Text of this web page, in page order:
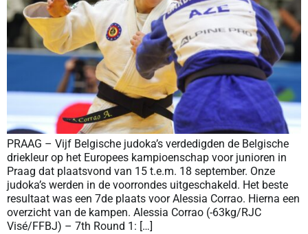
PRAAG – Vijf Belgische judoka’s verdedigden de Belgische
driekleur op het Europees kampioenschap voor junioren in
Praag dat plaatsvond van 15 t.e.m. 18 september. Onze
judoka’s werden in de voorrondes uitgeschakeld. Het beste
resultaat was een 7de plaats voor Alessia Corrao. Hierna een
overzicht van de kampen. Alessia Corrao (-63kg/RJC
Visé/FFBJ) – 7th Round 1: […]